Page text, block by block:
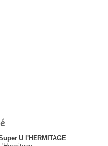
U l'HERMITAGE